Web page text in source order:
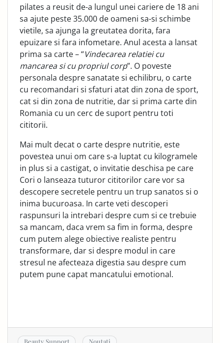
pilates a reusit de-a lungul unei cariere de 18 ani
sa ajute peste 35.000 de oameni sa-si schimbe
vietile, sa ajunga la greutatea dorita, fara
epuizare si fara infometare. Anul acesta a lansat
prima sa carte – “Vindecarea relatiei cu
mancarea si cu propriul corp”. O poveste
personala despre sanatate si echilibru, o carte
cu recomandari si sfaturi atat din zona de sport,
cat si din zona de nutritie, dar si prima carte din
Romania cu un cerc de suport pentru toti
cititorii.
Mai mult decat o carte despre nutritie, este
povestea unui om care s-a luptat cu kilogramele
in plus si a castigat, o invitatie deschisa pe care
Cori o lanseaza tuturor cititorilor care vor sa
descopere secretele pentru un trup sanatos si o
inima bucuroasa. In carte veti descoperi
raspunsuri la intrebari despre cum si ce trebuie
sa mancam, daca vrem sa fim in forma, despre
cum putem alege obiective realiste pentru
transformare, dar si despre modul in care
stresul ne afecteaza digestia sau despre cum
putem pune capat mancatului emotional.